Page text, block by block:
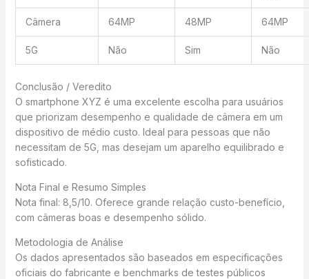
Câmera 64MP 48MP 64MP
5G Não Sim Não
Conclusão / Veredito
O smartphone XYZ é uma excelente escolha para usuários
que priorizam desempenho e qualidade de câmera em um
dispositivo de médio custo. Ideal para pessoas que não
necessitam de 5G, mas desejam um aparelho equilibrado e
sofisticado.
Nota Final e Resumo Simples
Nota final: 8,5/10. Oferece grande relação custo-benefício,
com câmeras boas e desempenho sólido.
Metodologia de Análise
Os dados apresentados são baseados em especificações
oficiais do fabricante e benchmarks de testes públicos